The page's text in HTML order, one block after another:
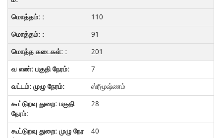
110
91
201
7
ஸ்ரீமூஷ்ணம்
28
40